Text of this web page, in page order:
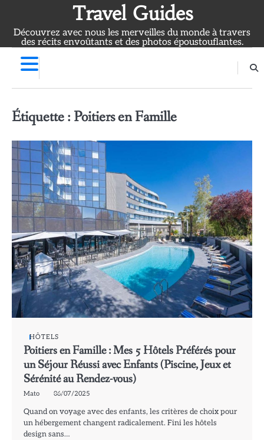
content
Travel Guides
Découvrez avec nous les merveilles du monde à travers
des récits envoûtants et des photos époustouflantes.
Étiquette : Poitiers en Famille
HÔTELS
Poitiers en Famille : Mes 5 Hôtels Préférés pour
un Séjour Réussi avec Enfants (Piscine, Jeux et
Sérénité au Rendez-vous)
Mato 06/07/2025
Quand on voyage avec des enfants, les critères de choix pour
un hébergement changent radicalement. Fini les hôtels
design sans…